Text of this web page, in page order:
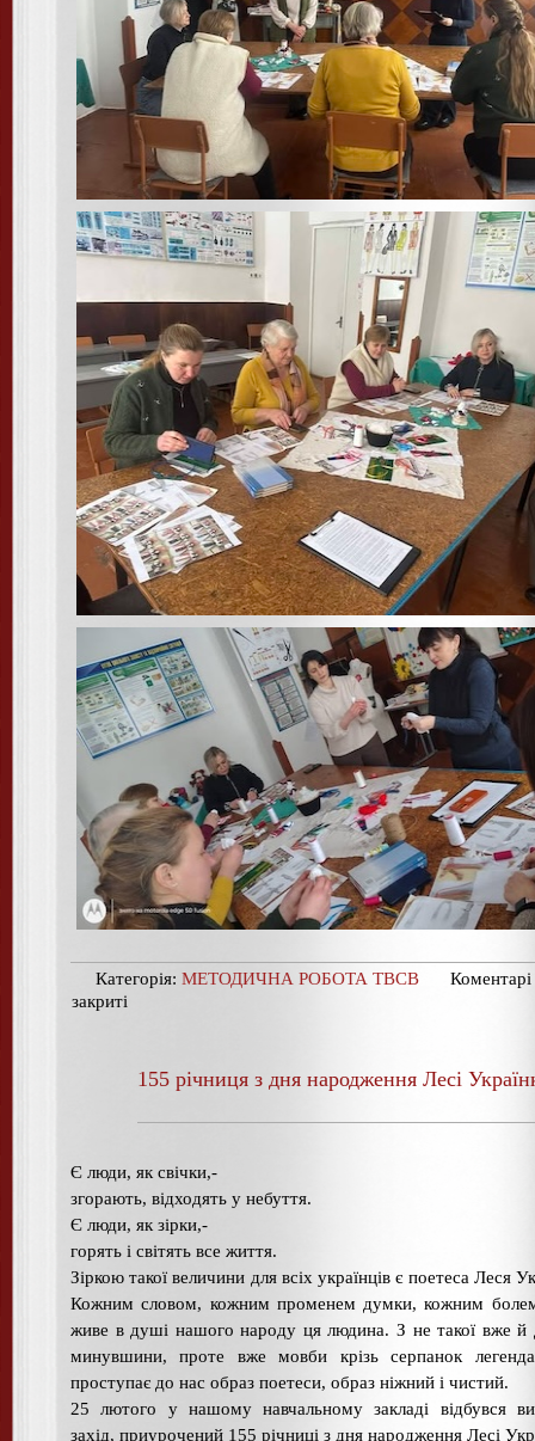
Категорія: МЕТОДИЧНА РОБОТА ТВСВ
Коментарі
закриті
155 річниця з дня народження Лесі
Є люди, як свічки,-
згорають, відходять у небуття.
Є люди, як зірки,-
горять і світять все життя.
Зіркою такої величини для всіх українців є поетеса Леся
Кожним словом, кожним променем думки, кожним
живе в душі нашого народу ця людина. З не такої вже й
минувшини, проте вже мовби крізь серпанок
проступає до нас образ поетеси, образ ніжний і чистий.
25 лютого у нашому навчальному закладі відбувся
захід, приурочений 155 річниці з дня народження Лесі